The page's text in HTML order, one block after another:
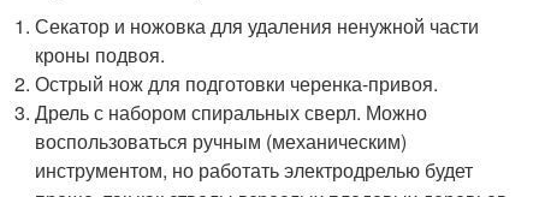
Секатор и ножовка для удаления ненужной части
кроны подвоя.
Острый нож для подготовки черенка-привоя.
Дрель с набором спиральных сверл. Можно
воспользоваться ручным (механическим)
инструментом, но работать электродрелью будет